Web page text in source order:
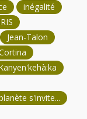
inégalité
Jean-Talon
s'invite...